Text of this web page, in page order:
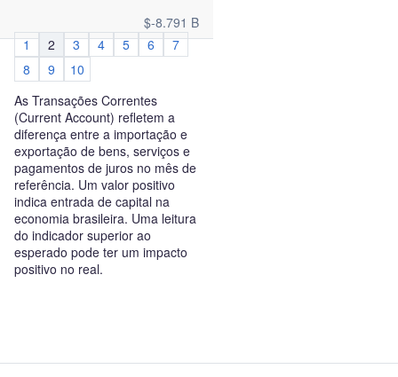
$-8.791 B
1
2 3 4 5 6
7
8
9
10
As Transações Correntes
(Current Account) refletem a
diferença entre a importação e
exportação de bens, serviços e
pagamentos de juros no mês de
referência. Um valor positivo
indica entrada de capital na
economia brasileira. Uma leitura
do indicador superior ao
esperado pode ter um impacto
positivo no real.